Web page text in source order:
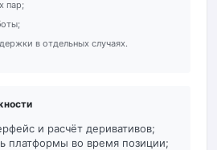
пар;
в отдельных случаях.
и расчёт деривативов;
платформы во время позиции;